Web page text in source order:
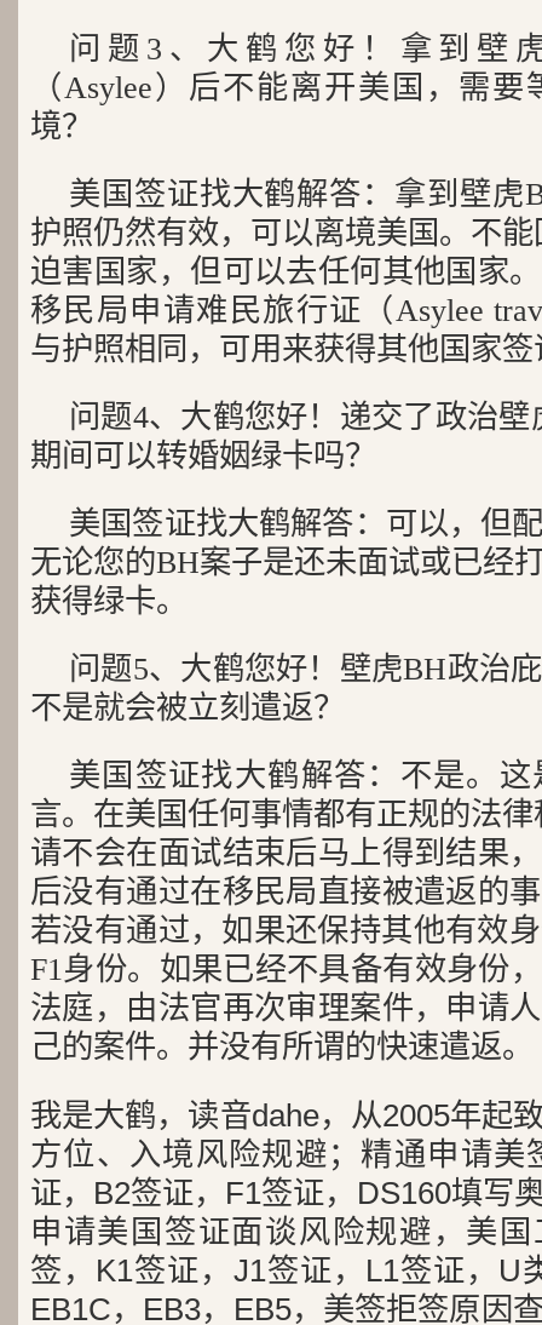
问题3、大鹤您好！拿到壁
（Asylee）后不能离开美国，需
境？
美国签证找大鹤解答：拿到壁虎
护照仍然有效，可以离境美国。不
迫害国家，但可以去任何其他国家
移民局申请难民旅行证（Asylee
与护照相同，可用来获得其他国家签
问题4、大鹤您好！递交了政治
期间可以转婚姻绿卡吗？
美国签证找大鹤解答：可以，但
无论您的BH案子是还未面试或已经
获得绿卡。
问题5、大鹤您好！壁虎BH政治
不是就会被立刻遣返？
美国签证找大鹤解答：不是。
言。在美国任何事情都有正规的法
请不会在面试结束后马上得到结果
后没有通过在移民局直接被遣返的
若没有通过，如果还保持其他有效
F1身份。如果已经不具备有效身份
法庭，由法官再次审理案件，申请
己的案件。并没有所谓的快速遣返。
我是大鹤，读音dahe，从2005年起
方位、入境风险规避；精通申请美
证，B2签证，F1签证，DS160填写
申请美国签证面谈风险规避，美
签，K1签证，J1签证，L1签证，U
EB1C，EB3，EB5，美签拒签原因